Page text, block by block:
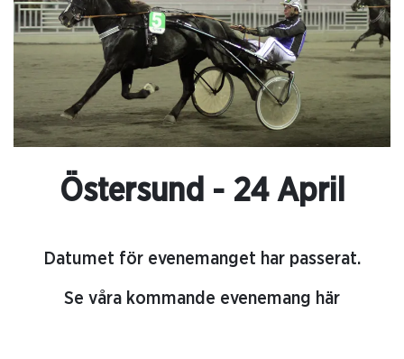
Östersund - 24 April
Datumet för evenemanget har passerat.
Se våra kommande evenemang här